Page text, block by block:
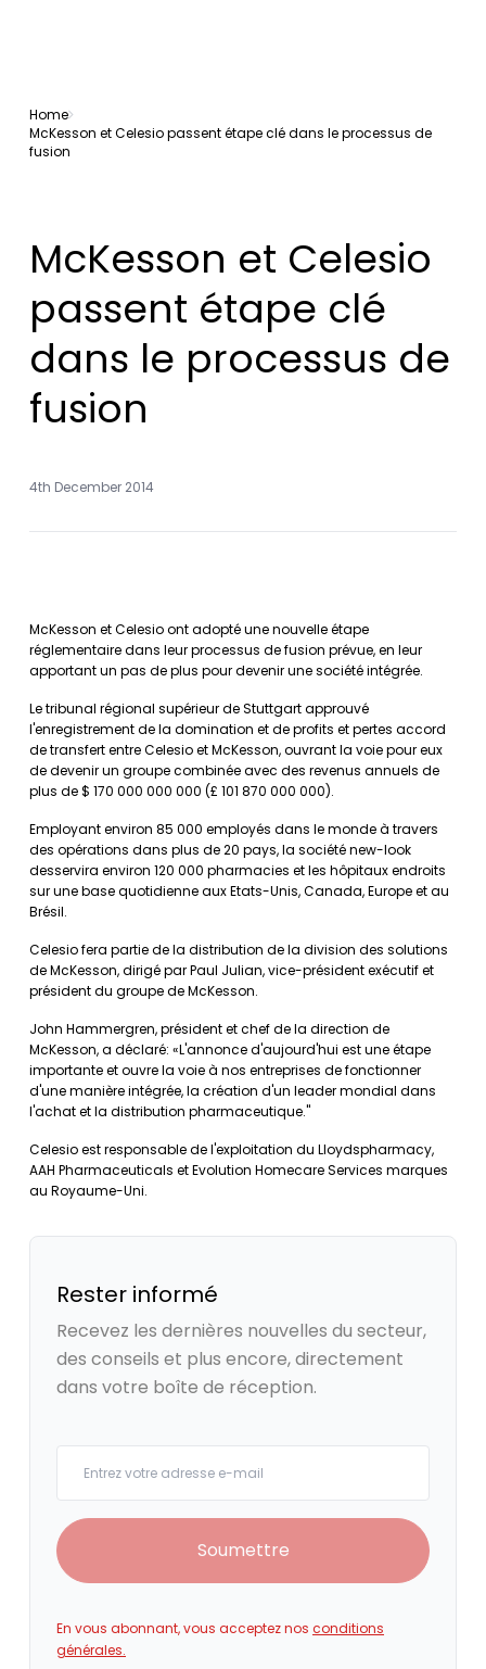
Home
McKesson et Celesio passent étape clé dans le processus de
fusion
McKesson et Celesio
passent étape clé
dans le processus de
fusion
4th December 2014
McKesson et Celesio ont adopté une nouvelle étape
réglementaire dans leur processus de fusion prévue, en leur
apportant un pas de plus pour devenir une société intégrée.
Le tribunal régional supérieur de Stuttgart approuvé
l'enregistrement de la domination et de profits et pertes accord
de transfert entre Celesio et McKesson, ouvrant la voie pour eux
de devenir un groupe combinée avec des revenus annuels de
plus de $ 170 000 000 000 (£ 101 870 000 000).
Employant environ 85 000 employés dans le monde à travers
des opérations dans plus de 20 pays, la société new-look
desservira environ 120 000 pharmacies et les hôpitaux endroits
sur une base quotidienne aux Etats-Unis, Canada, Europe et au
Brésil.
Celesio fera partie de la distribution de la division des solutions
de McKesson, dirigé par Paul Julian, vice-président exécutif et
président du groupe de McKesson.
John Hammergren, président et chef de la direction de
McKesson, a déclaré: «L'annonce d'aujourd'hui est une étape
importante et ouvre la voie à nos entreprises de fonctionner
d'une manière intégrée, la création d'un leader mondial dans
l'achat et la distribution pharmaceutique."
Celesio est responsable de l'exploitation du Lloydspharmacy,
AAH Pharmaceuticals et Evolution Homecare Services marques
au Royaume-Uni.
Rester informé
Recevez les dernières nouvelles du secteur,
des conseils et plus encore, directement
dans votre boîte de réception.
Soumettre
En vous abonnant, vous acceptez nos conditions
générales.